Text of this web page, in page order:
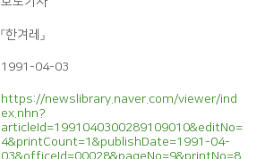
『한겨레』
1991-04-03
https://newslibrary.naver.com/viewer/ind
ex.nhn?
articleId=1991040300289109010&editNo=
4&printCount=1&publishDate=1991-04-